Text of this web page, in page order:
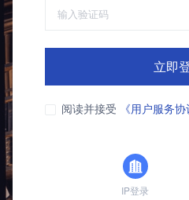
立即
阅读并接受 《用户服务协
IP登录